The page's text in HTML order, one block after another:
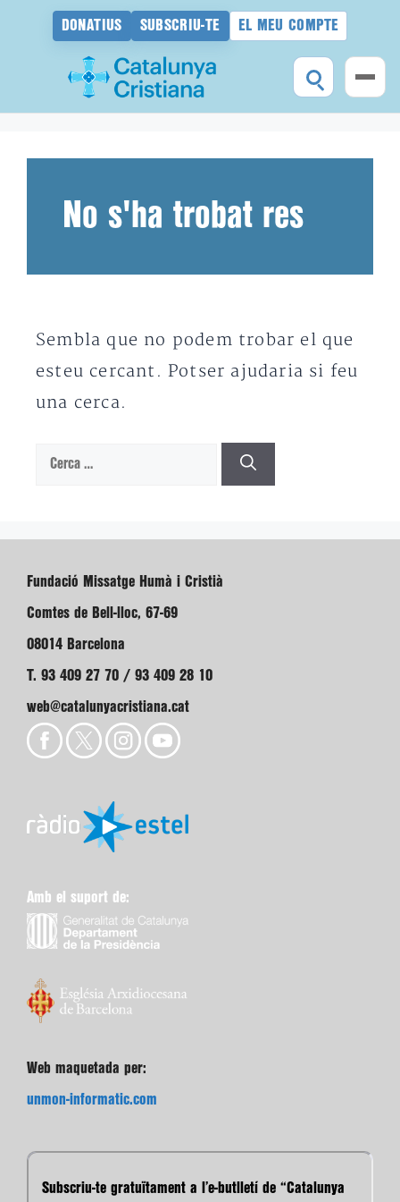
DONATIUS SUBSCRIU-TE EL MEU COMPTE
No s'ha trobat res
Sembla que no podem trobar el que
esteu cercant. Potser ajudaria si feu
una cerca.
Cerca:
Fundació Missatge Humà i Cristià
Comtes de Bell-lloc, 67-69
08014 Barcelona
T. 93 409 27 70 / 93 409 28 10
web@catalunyacristiana.cat
Amb el suport de:
Web maquetada per:
unmon-informatic.com
Subscriu-te gratuïtament a l’e-butlletí de “Catalunya